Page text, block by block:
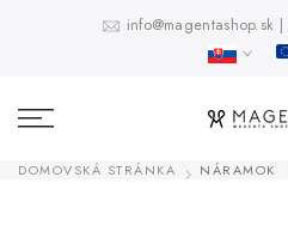
info@magentashop.sk |
DOMOVSKÁ STRÁNKA NÁRAMOK